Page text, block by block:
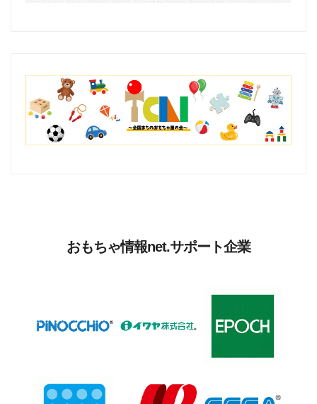
おもちゃ情報net.サポート企業